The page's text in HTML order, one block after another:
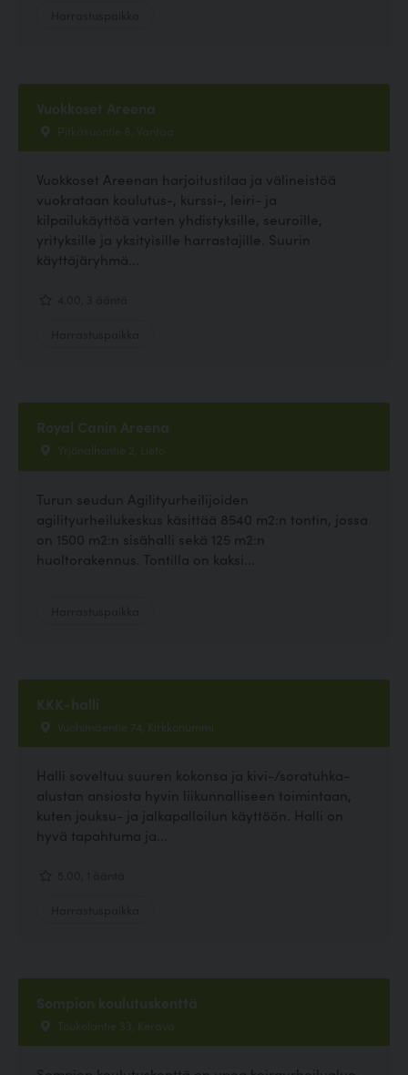
Vuokkoset Areena
Pitkäsuontie 8, Vantaa
Vuokkoset Areenan harjoitustilaa ja välineistöä
vuokrataan koulutus-, kurssi-, leiri- ja
kilpailukäyttöä varten yhdistyksille, seuroille,
yrityksille ja yksityisille harrastajille. Suurin
käyttäjäryhmä...
Royal Canin Areena
Yrjönalhontie 2, Lieto
Turun seudun Agilityurheilijoiden
agilityurheilukeskus käsittää 8540 m2:n tontin, jossa
on 1500 m2:n sisähalli sekä 125 m2:n
huoltorakennus. Tontilla on kaksi...
KKK-halli
Vuohimäentie 74, Kirkkonummi
Halli soveltuu suuren kokonsa ja kivi-/soratuhka-
alustan ansiosta hyvin liikunnalliseen toimintaan,
kuten jouksu- ja jalkapalloilun käyttöön. Halli on
hyvä tapahtuma ja...
Sompion koulutuskenttä
Toukolantie 33, Kerava